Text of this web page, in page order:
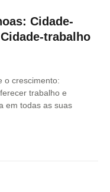
Cidade-
trabalho
o crescimento:
trabalho e
em todas as suas